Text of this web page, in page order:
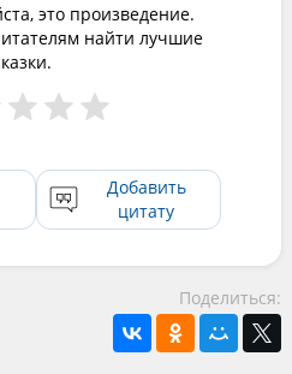
это произведение.
найти лучшие
Добавить
цитату
Поделиться: